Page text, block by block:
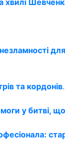
та кордонів.
у битві,